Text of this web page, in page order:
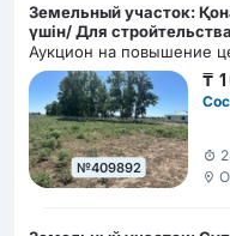
Земельный участок:
үшін/ Для
автомойки
Аукцион на повышение
№409892
₸